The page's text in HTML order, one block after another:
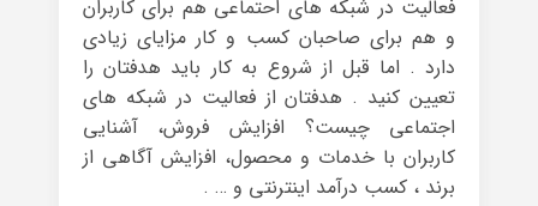
فعالیت در شبکه های احتماعی هم برای کاربران
و هم برای صاحبان کسب و کار مزایای زیادی
دارد . اما قبل از شروع به کار باید هدفتان را
تعیین کنید . هدفتان از فعالیت در شبکه های
اجتماعی چیست؟ افزایش فروش، آشنایی
کاربران با خدمات و محصول، افزایش آگاهی از
برند ، کسب درآمد اینترنتی و … .